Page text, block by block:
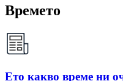
Времето
Ето какво време ни